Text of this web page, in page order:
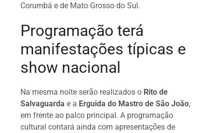
Corumbá e de Mato Grosso do Sul.
Programação terá
manifestações típicas e
show nacional
Na mesma noite serão realizados o Rito de
Salvaguarda e a Erguida do Mastro de São João,
em frente ao palco principal. A programação
cultural contará ainda com apresentações de